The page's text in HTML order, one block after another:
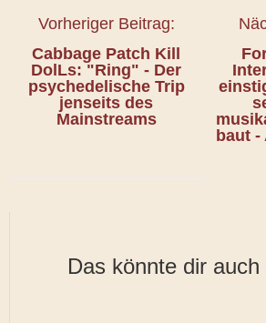
Vorheriger Beitrag:
Cabbage Patch Kill
DolLs: "Ring" - Der
psychedelische Trip
jenseits des
Mainstreams
baut
Das könnte dir auch